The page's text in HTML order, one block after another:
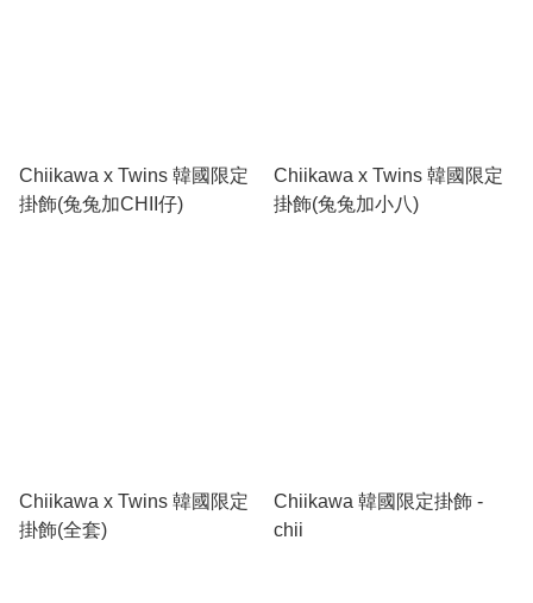
Chiikawa x Twins 韓國限定
掛飾(兔兔加CHII仔)
Chiikawa x Twins 韓國限定
掛飾(兔兔加小八)
Chiikawa x Twins 韓國限定
掛飾(全套)
Chiikawa 韓國限定掛飾 -
chii